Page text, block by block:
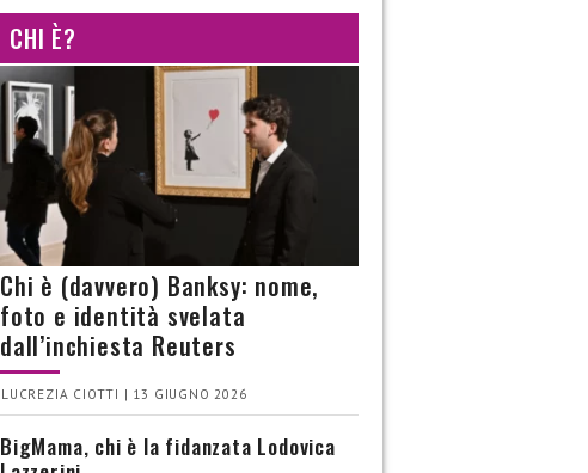
CHI È?
Chi è (davvero) Banksy: nome,
foto e identità svelata
dall’inchiesta Reuters
LUCREZIA CIOTTI | 13 GIUGNO 2026
BigMama, chi è la fidanzata Lodovica